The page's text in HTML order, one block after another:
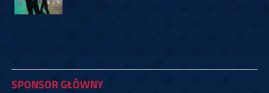
SPONSOR GŁÓWNY